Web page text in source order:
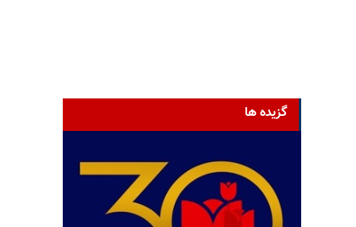
گزیده ها